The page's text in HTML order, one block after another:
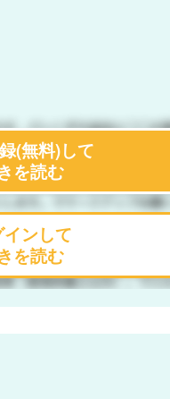
(無料)して
を読む
ンして
を読む